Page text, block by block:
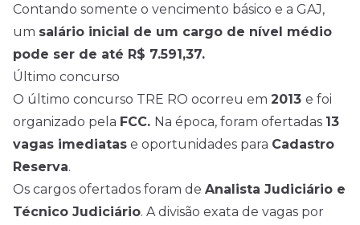
Contando somente o vencimento básico e a GAJ,
um salário inicial de um cargo de nível médio
pode ser de até R$ 7.591,37.
Último concurso
O último concurso TRE RO ocorreu em 2013 e foi
organizado pela FCC. Na época, foram ofertadas 13
vagas imediatas e oportunidades para Cadastro
Reserva.
Os cargos ofertados foram de Analista Judiciário e
Técnico Judiciário. A divisão exata de vagas por